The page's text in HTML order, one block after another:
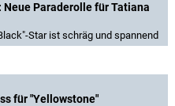
Paraderolle für Tatiana
Star ist schräg und spannend
für "Yellowstone"